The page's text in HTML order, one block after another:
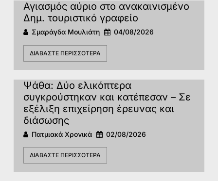
Αγιασμός αύριο στο ανακαινισμένο
Δημ. τουριστικό γραφείο
Σμαράγδα Μουλιάτη 04/08/2026
ΔΙΑΒΆΣΤΕ ΠΕΡΙΣΣΌΤΕΡΑ
Ψάθα: Δύο ελικόπτερα
συγκρούστηκαν και κατέπεσαν – Σε
εξέλιξη επιχείρηση έρευνας και
διάσωσης
Πατμιακά Χρονικά 02/08/2026
ΔΙΑΒΆΣΤΕ ΠΕΡΙΣΣΌΤΕΡΑ